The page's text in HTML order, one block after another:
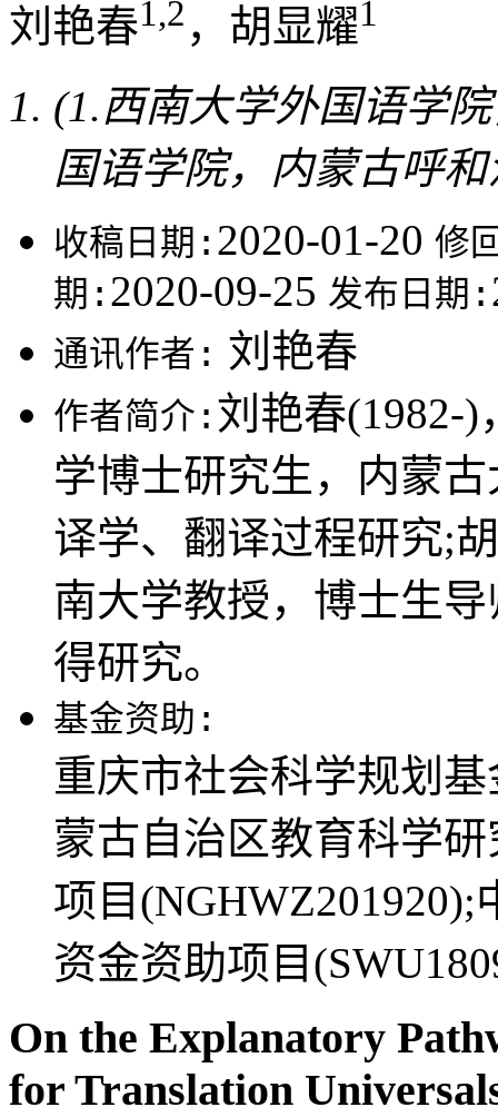
刘艳春1,2 ，胡显耀1
(1.西南大学外国语学
国语学院，内蒙古呼和
收稿日期: 2020-01-20 修
期: 2020-09-25 发布日期:
通讯作者: 刘艳春
作者简介: 刘艳春(1982-
学博士研究生，内蒙
译学、翻译过程研究;
南大学教授，博士生
得研究。
基金资助:
重庆市社会科学规划
蒙古自治区教育科学
项目
资金资助项目
On the Explanatory
for Translation